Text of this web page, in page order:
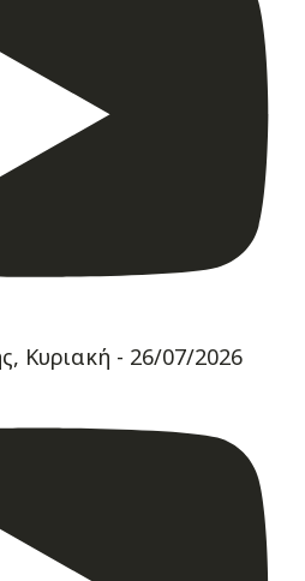
Κυριακή - 26/07/2026